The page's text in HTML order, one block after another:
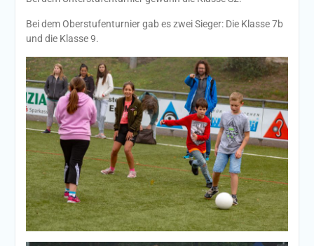
Bei dem Oberstufenturnier gab es zwei Sieger: Die Klasse 7b
und die Klasse 9.